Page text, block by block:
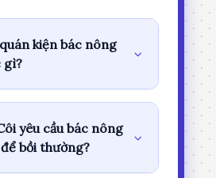
kiện bác nông
gì?
yêu cầu bác nông
bồi thường?